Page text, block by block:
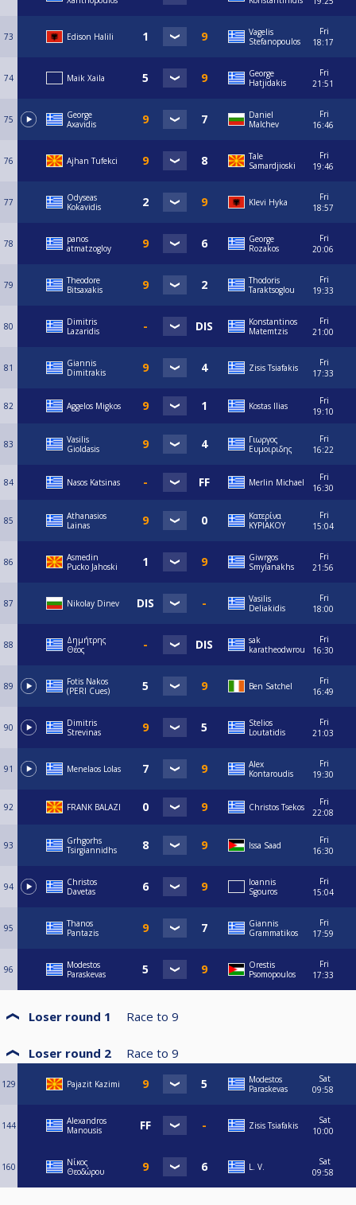
73 Edison Halili
Vagelis
Stefanopoulos
Fri
18:17
74 Maik Xaila
George
Hatjidakis
Fri
21:51
75
George
Axavidis
Daniel
Malchev
Fri
16:46
76 Ajhan Tufekci
Tale
Samardjioski
Fri
19:46
77
Odyseas
Kokavidis
Klevi Hyka
Fri
18:57
78
panos
atmatzogloy
George
Rozakos
Fri
20:06
79
Theodore
Bitsaxakis
Thodoris
Taraktsoglou
Fri
19:33
80
Dimitris
Lazaridis
Konstantinos
Matemtzis
Fri
21:00
81
Giannis
Dimitrakis
Zisis Tsiafakis
Fri
17:33
82 Aggelos Migkos Kostas Ilias
Fri
19:10
83
Vasilis
Gioldasis
Γιωργος
Ευμοιριδης
Fri
16:22
84 Nasos Katsinas Merlin Michael
Fri
16:30
85
Athanasios
Lainas
Κατερίνα
ΚΥΡΙΑΚΟΥ
Fri
15:04
86
Asmedin
Pucko Jahoski
Giwrgos
Smylanakhs
Fri
21:56
87 Nikolay Dinev
Vasilis
Deliakidis
Fri
18:00
88
Δημήτρης
Θέος
sak
karatheodwrou
Fri
16:30
89
Fotis Nakos
(PERI Cues)
Ben Satchel
Fri
16:49
90
Dimitris
Strevinas
Stelios
Loutatidis
Fri
21:03
91 Menelaos Lolas
Alex
Kontaroudis
Fri
19:30
92 FRANK BALAZI Christos Tsekos
Fri
22:08
93
Grhgorhs
Tsirgiannidhs
Issa Saad
Fri
16:30
94
Christos
Davetas
Ioannis
Sgouros
Fri
15:04
95
Thanos
Pantazis
Giannis
Grammatikos
Fri
17:59
96
Modestos
Paraskevas
Orestis
Psomopoulos
Fri
17:33
Loser round 1 Race to 9
Loser round 2 Race to 9
129 Pajazit Kazimi
Modestos
Paraskevas
Sat
09:58
144
Alexandros
Manousis
Zisis Tsiafakis
Sat
10:00
160
Νίκος
Θεοδώρου
L. V.
Sat
09:58